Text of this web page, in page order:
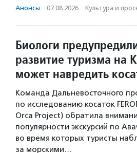
Анонсы · 07.08.2026 · Культура и
Биологи
развитие туризма на
может навредить
Команда Дальневосточного
по исследованию косаток
Orca Project) обратила
популярности экскурсий по
во время которых туристы
за морскими…